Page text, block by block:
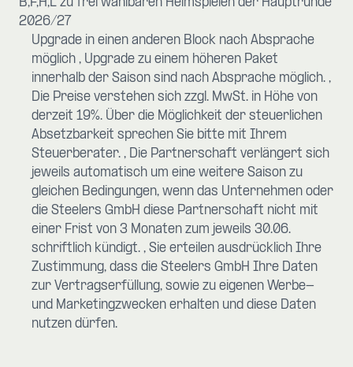
B,F,H,L zu frei wählbaren Heimspielen der Hauptrunde
2026/27
Upgrade in einen anderen Block nach Absprache
möglich
Upgrade zu einem höheren Paket
innerhalb der Saison sind nach Absprache möglich.
Die Preise verstehen sich zzgl. MwSt. in Höhe von
derzeit 19%. Über die Möglichkeit der steuerlichen
Absetzbarkeit sprechen Sie bitte mit Ihrem
Steuerberater.
Die Partnerschaft verlängert sich
jeweils automatisch um eine weitere Saison zu
gleichen Bedingungen, wenn das Unternehmen oder
die Steelers GmbH diese Partnerschaft nicht mit
einer Frist von 3 Monaten zum jeweils 30.06.
schriftlich kündigt.
Sie erteilen ausdrücklich Ihre
Zustimmung, dass die Steelers GmbH Ihre Daten
zur Vertragserfüllung, sowie zu eigenen Werbe-
und Marketingzwecken erhalten und diese Daten
nutzen dürfen.